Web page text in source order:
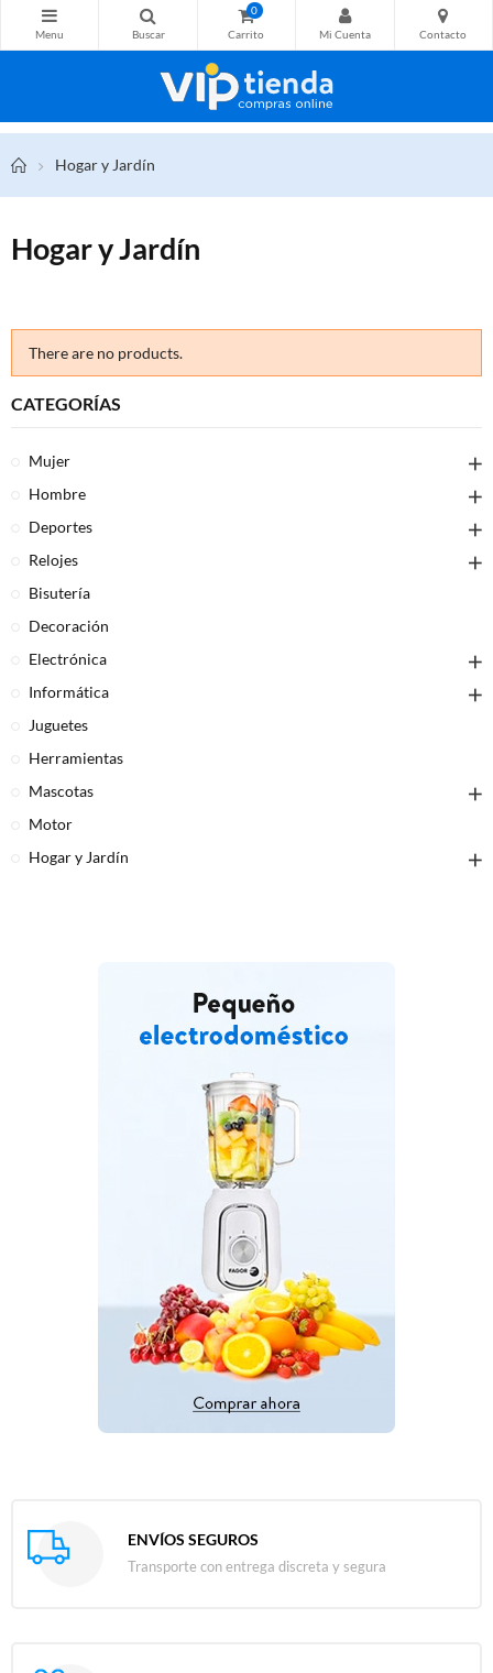
0
Hogar y Jardín
Hogar y Jardín
There are no products.
CATEGORÍAS
Mujer
Hombre
Deportes
Relojes
Bisutería
Decoración
Electrónica
Informática
Juguetes
Herramientas
Mascotas
Motor
Hogar y Jardín
ENVÍOS SEGUROS
Transporte con entrega discreta y segura